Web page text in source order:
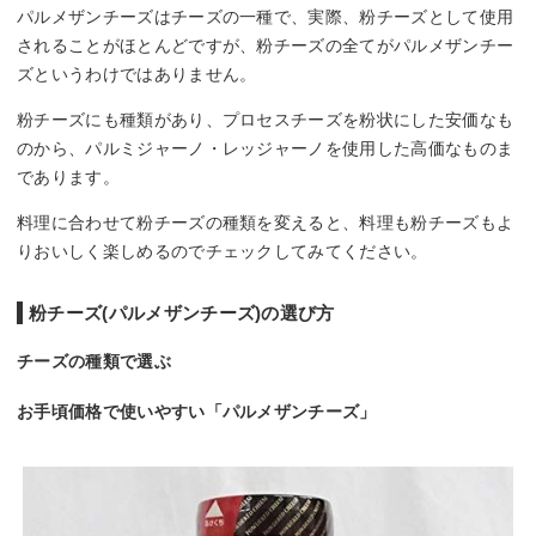
パルメザンチーズはチーズの一種で、実際、粉チーズとして使用
されることがほとんどですが、粉チーズの全てがパルメザンチー
ズというわけではありません。
粉チーズにも種類があり、プロセスチーズを粉状にした安価なも
のから、パルミジャーノ・レッジャーノを使用した高価なものま
であります。
料理に合わせて粉チーズの種類を変えると、料理も粉チーズもよ
りおいしく楽しめるのでチェックしてみてください。
粉チーズ(パルメザンチーズ)の選び方
チーズの種類で選ぶ
お手頃価格で使いやすい「パルメザンチーズ」